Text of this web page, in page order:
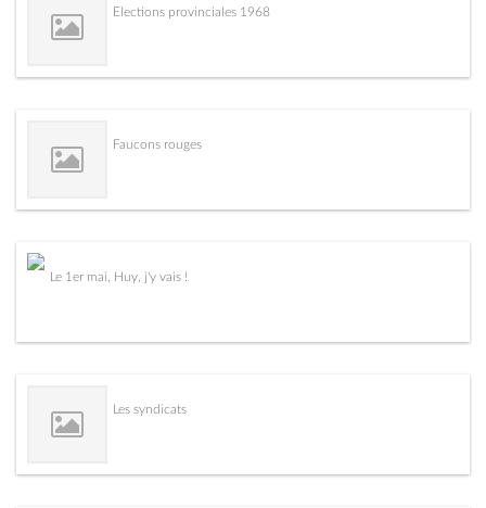
Elections provinciales 1968
Faucons rouges
Le 1er mai, Huy, j'y vais !
Les syndicats